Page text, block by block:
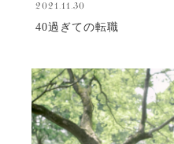
2021.11.30
40過ぎての転職